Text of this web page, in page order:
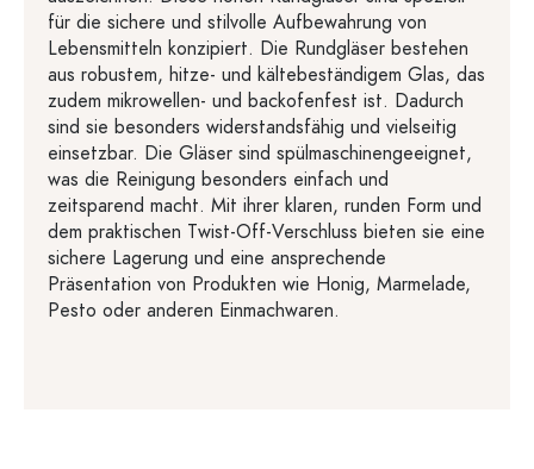
für die sichere und stilvolle Aufbewahrung von
Lebensmitteln konzipiert. Die Rundgläser bestehen
aus robustem, hitze- und kältebeständigem Glas, das
zudem mikrowellen- und backofenfest ist. Dadurch
sind sie besonders widerstandsfähig und vielseitig
einsetzbar. Die Gläser sind spülmaschinengeeignet,
was die Reinigung besonders einfach und
zeitsparend macht. Mit ihrer klaren, runden Form und
dem praktischen Twist-Off-Verschluss bieten sie eine
sichere Lagerung und eine ansprechende
Präsentation von Produkten wie Honig, Marmelade,
Pesto oder anderen Einmachwaren.